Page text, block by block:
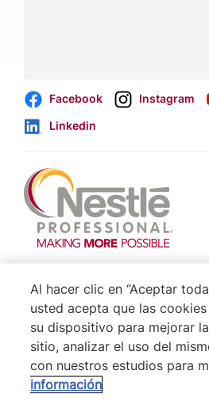
Facebook Instagram
Linkedin
Aviso de Cookies
Politica De Privacidad NESTLÉ
Mapa del Sitio
Al hacer clic en “Aceptar
usted acepta que las
su dispositivo para mejorar
sitio, analizar el uso del
con nuestros estudios para
información